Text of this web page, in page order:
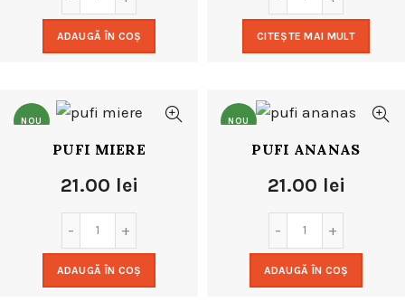
ADAUGĂ ÎN COȘ CITEȘTE MAI MULT
NOU
PUFI MIERE
21.00 lei
ADAUGĂ ÎN COȘ
NOU
PUFI ANANAS
21.00 lei
ADAUGĂ ÎN COȘ